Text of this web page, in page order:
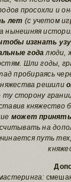
просохли и
лет (с учетом
нынешняя
изгнать
годалюди,
Шли годы,
пробираясь
решили
ту сторону
может принять
на
путь